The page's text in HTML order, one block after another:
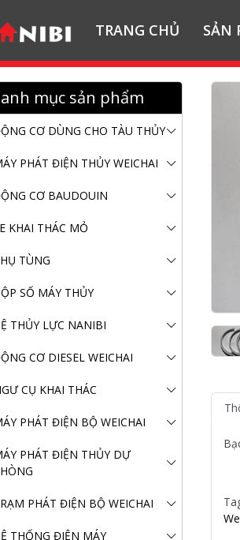
TRANG CHỦ SẢN
mục sản phẩm
CƠ DÙNG CHO TÀU THỦY
PHÁT ĐIỆN THỦY WEICHAI
CƠ BAUDOUIN
KHAI THÁC MỎ
TÙNG
SỐ MÁY THỦY
THỦY LỰC NANIBI
CƠ DIESEL WEICHAI
CỤ KHAI THÁC
PHÁT ĐIỆN BỘ WEICHAI
PHÁT ĐIỆN THỦY DỰ
PHÁT ĐIỆN BỘ WEICHAI
THỐNG ĐIỆN MÁY